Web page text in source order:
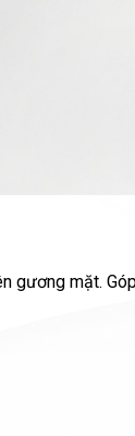
gương mặt.